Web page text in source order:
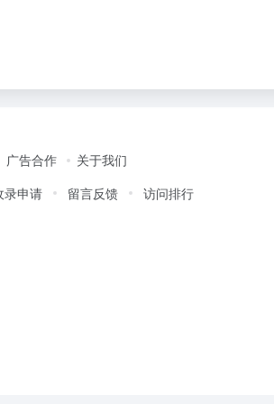
广告合作
关于我们
录申请 留言反馈 访问排行